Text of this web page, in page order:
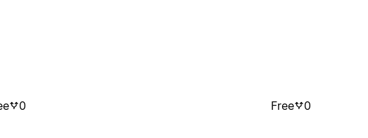
0 Free 0